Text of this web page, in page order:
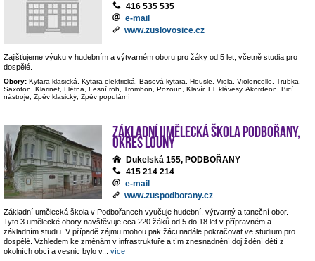
416 535 535
e-mail
www.zuslovosice.cz
Zajišťujeme výuku v hudebním a výtvarném oboru pro žáky od 5 let, včetně studia pro
dospělé.
Obory: Kytara klasická, Kytara elektrická, Basová kytara, Housle, Viola, Violoncello, Trubka,
Saxofon, Klarinet, Flétna, Lesní roh, Trombon, Pozoun, Klavír, El. klávesy, Akordeon, Bicí
nástroje, Zpěv klasický, Zpěv populární
Základní umělecká škola Podbořany,
okres Louny
Dukelská 155, PODBOŘANY
415 214 214
e-mail
www.zuspodborany.cz
Základní umělecká škola v Podbořanech vyučuje hudební, výtvarný a taneční obor.
Tyto 3 umělecké obory navštěvuje cca 220 žáků od 5 do 18 let v přípravném a
základním studiu. V případě zájmu mohou pak žáci nadále pokračovat ve studium pro
dospělé. Vzhledem ke změnám v infrastruktuře a tím znesnadnění dojíždění dětí z
okolních obcí a vesnic bylo v... více